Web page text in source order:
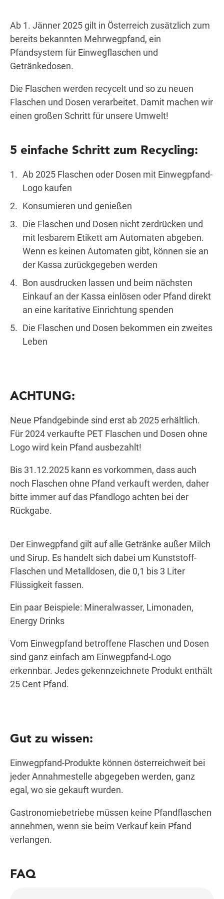
Wegbeschreibung
Ab 1. Jänner 2025 gilt in Österreich zusätzlich zum
bereits bekannten Mehrwegpfand, ein
Pfandsystem für Einwegflaschen und
Getränkedosen.
Die Flaschen werden recycelt und so zu neuen
Flaschen und Dosen verarbeitet. Damit machen wir
einen großen Schritt für unsere Umwelt!
5 einfache Schritt zum Recycling:
Ab 2025 Flaschen oder Dosen mit Einwegpfand-
Logo kaufen
Konsumieren und genießen
Die Flaschen und Dosen nicht zerdrücken und
mit lesbarem Etikett am Automaten abgeben.
Wenn es keinen Automaten gibt, können sie an
der Kassa zurückgegeben werden
Bon ausdrucken lassen und beim nächsten
Einkauf an der Kassa einlösen oder Pfand direkt
an eine karitative Einrichtung spenden
Die Flaschen und Dosen bekommen ein zweites
Leben
ACHTUNG:
Neue Pfandgebinde sind erst ab 2025 erhältlich.
Für 2024 verkaufte PET Flaschen und Dosen ohne
Logo wird kein Pfand ausbezahlt!
Bis 31.12.2025 kann es vorkommen, dass auch
noch Flaschen ohne Pfand verkauft werden, daher
bitte immer auf das Pfandlogo achten bei der
Rückgabe.
Der Einwegpfand gilt auf alle Getränke außer Milch
und Sirup. Es handelt sich dabei um Kunststoff-
Flaschen und Metalldosen, die 0,1 bis 3 Liter
Flüssigkeit fassen.
Ein paar Beispiele: Mineralwasser, Limonaden,
Energy Drinks
Vom Einwegpfand betroffene Flaschen und Dosen
sind ganz einfach am Einwegpfand-Logo
erkennbar. Jedes gekennzeichnete Produkt enthält
25 Cent Pfand.
Gut zu wissen:
Einwegpfand-Produkte können österreichweit bei
jeder Annahmestelle abgegeben werden, ganz
egal, wo sie gekauft wurden.
Gastronomiebetriebe müssen keine Pfandflaschen
annehmen, wenn sie beim Verkauf kein Pfand
verlangen.
FAQ